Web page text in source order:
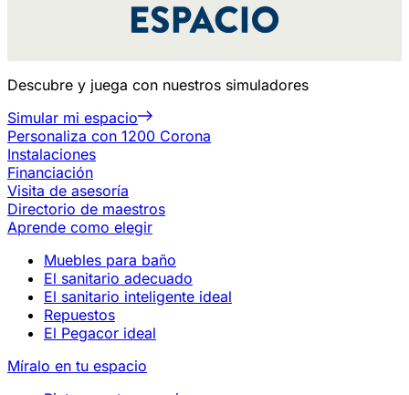
Descubre y juega con nuestros simuladores
Simular mi espacio
Personaliza con 1200 Corona
Instalaciones
Financiación
Visita de asesoría
Directorio de maestros
Aprende como elegir
Muebles para baño
El sanitario adecuado
El sanitario inteligente ideal
Repuestos
El Pegacor ideal
Míralo en tu espacio